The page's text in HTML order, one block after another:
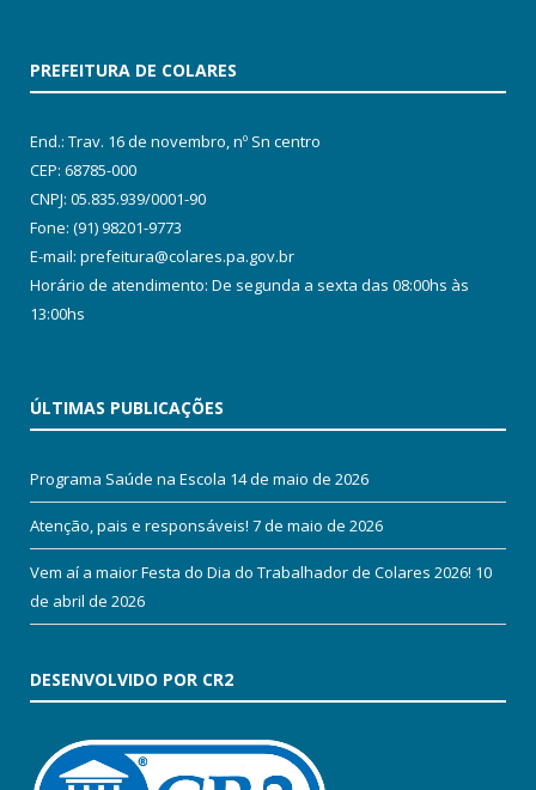
PREFEITURA DE COLARES
End.: Trav. 16 de novembro, nº Sn centro
CEP: 68785-000
CNPJ: 05.835.939/0001-90
Fone: (91) 98201-9773
E-mail: prefeitura@colares.pa.gov.br
Horário de atendimento: De segunda a sexta das 08:00hs às
13:00hs
ÚLTIMAS PUBLICAÇÕES
Programa Saúde na Escola 14 de maio de 2026
Atenção, pais e responsáveis! 7 de maio de 2026
Vem aí a maior Festa do Dia do Trabalhador de Colares 2026! 10
de abril de 2026
DESENVOLVIDO POR CR2